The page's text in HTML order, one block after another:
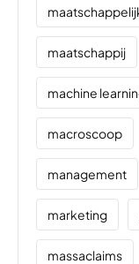
maatschappij
machine
macroscoop
management
marketing
massaclaims